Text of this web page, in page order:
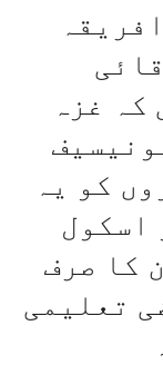
کہ غزہ
کو یہ
اسکول
کا صرف
تعلیمی